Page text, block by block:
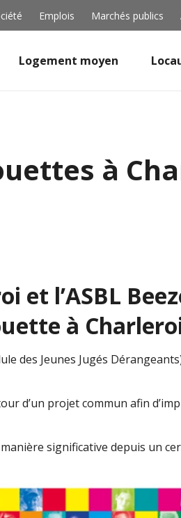
Emplois Marchés publics
Logement moyen
à
et l’ASBL
à
des Jeunes Jugés
d’un projet commun afin
significative depuis un